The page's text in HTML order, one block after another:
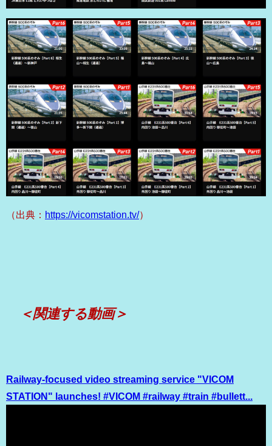
（出典： https://vicomstation.tv/）
＜関連する動画＞
Railway-focused video streaming service "VICOM
STATION" launches! #VICOM #railway #train #bullett...